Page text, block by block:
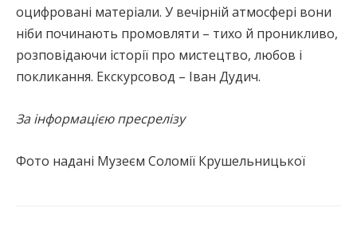
оцифровані матеріали. У вечірній атмосфері вони
ніби починають промовляти – тихо й проникливо,
розповідаючи історії про мистецтво, любов і
покликання. Екскурсовод – Іван Дудич.
За інформацією пресрелізу
Фото надані Музеєм Соломії Крушельницької